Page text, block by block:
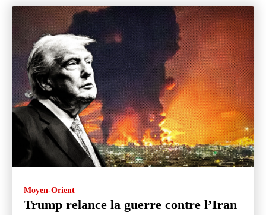
Moyen-Orient
Trump relance la guerre contre l’Iran